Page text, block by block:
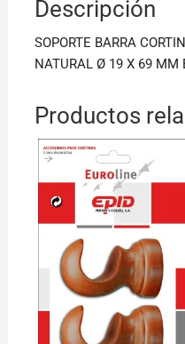
o
o
k
p
p
Descripción
SOPORTE BARRA
NATURAL Ø 19 X 69 MM
Productos